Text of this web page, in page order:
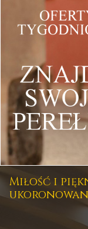
Miłość i